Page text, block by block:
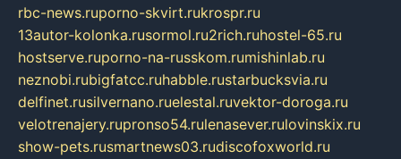
rbc-news.ruporno-skvirt.rukrospr.ru
13autor-kolonka.rusormol.ru2rich.ruhostel-65.ru
hostserve.ruporno-na-russkom.rumishinlab.ru
neznobi.rubigfatcc.ruhabble.rustarbucksvia.ru
delfinet.rusilvernano.ruelestal.ruvektor-doroga.ru
velotrenajery.rupronso54.rulenasever.rulovinskix.ru
show-pets.rusmartnews03.rudiscofoxworld.ru